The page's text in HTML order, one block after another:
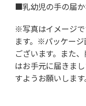
■乳幼児の手の届か
※写真はイメージで
ます。※パッケー
ございます。また
はお手元に届きま
すようお願いします